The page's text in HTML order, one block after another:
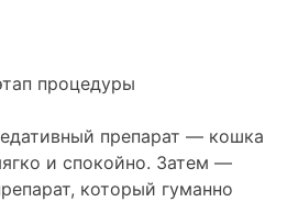
процедуры
препарат — кошка
и спокойно. Затем —
который гуманно